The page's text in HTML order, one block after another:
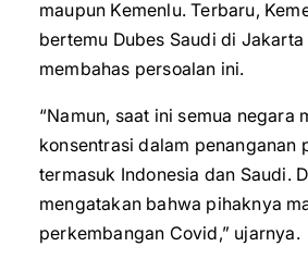
maupun Kemenlu. Terbaru,
bertemu Dubes Saudi di
membahas persoalan ini.
“Namun, saat ini semua negara
konsentrasi dalam penanganan
termasuk Indonesia dan Saudi.
mengatakan bahwa pihaknya
perkembangan Covid,” ujarnya.